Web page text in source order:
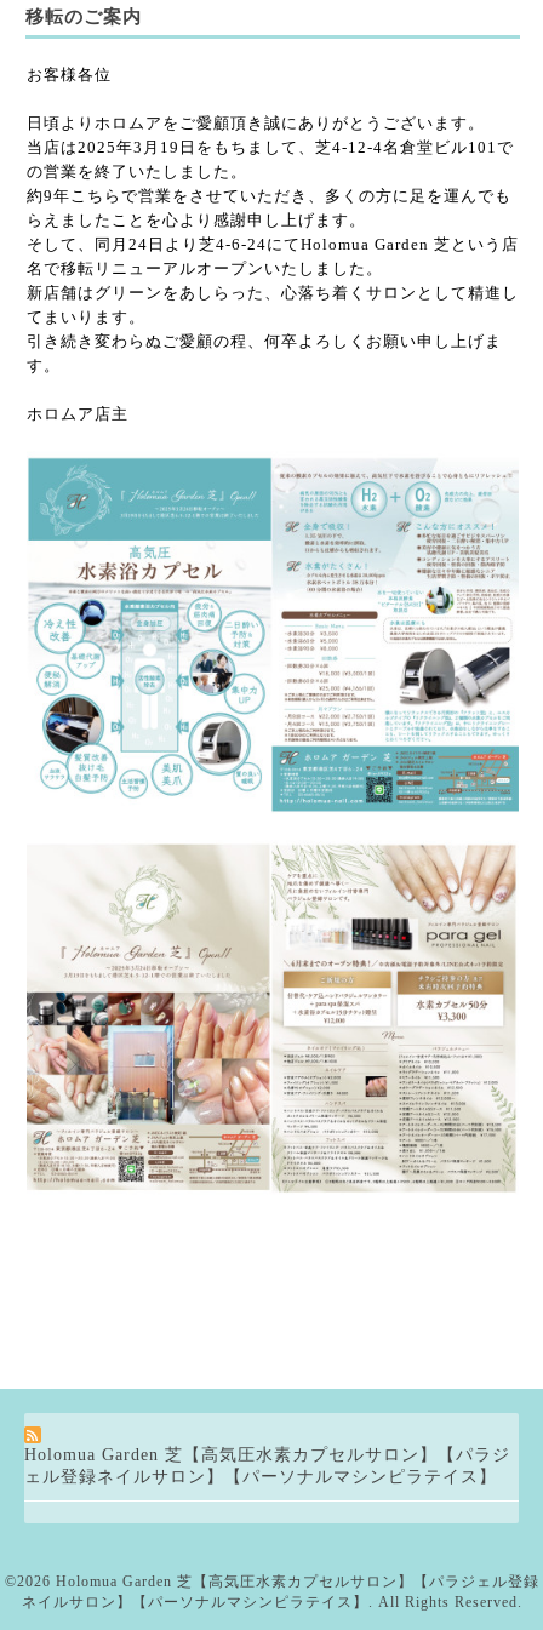
移転のご案内
お客様各位
日頃よりホロムアをご愛顧頂き誠にありがとうございます。
当店は2025年3月19日をもちまして、芝4-12-4名倉堂ビル101で
の営業を終了いたしました。
約9年こちらで営業をさせていただき、多くの方に足を運んでも
らえましたことを心より感謝申し上げます。
そして、同月24日より芝4-6-24にてHolomua Garden 芝という店
名で移転リニューアルオープンいたしました。
新店舗はグリーンをあしらった、心落ち着くサロンとして精進し
てまいります。
引き続き変わらぬご愛顧の程、何卒よろしくお願い申し上げま
す。
ホロムア店主
Holomua Garden 芝【高気圧水素カプセルサロン】【パラジ
ェル登録ネイルサロン】【パーソナルマシンピラテイス】
©2026 Holomua Garden 芝【高気圧水素カプセルサロン】【パラジェル登録
ネイルサロン】【パーソナルマシンピラテイス】
. All Rights Reserved.